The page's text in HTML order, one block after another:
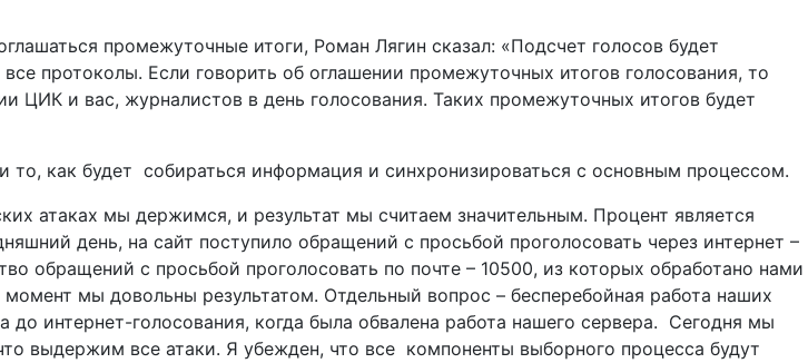
промежуточные итоги, Роман Лягин сказал: «Подсчет голосов будет
протоколы. Если говорить об оглашении промежуточных итогов голосования, то
ЦИК и вас, журналистов в день голосования. Таких промежуточных итогов будет
то, как будет собираться информация и синхронизироваться с основным процессом.
атаках мы держимся, и результат мы считаем значительным. Процент является
день, на сайт поступило обращений с просьбой проголосовать через интернет –
обращений с просьбой проголосовать по почте – 10500, из которых обработано нами
мы довольны результатом. Отдельный вопрос – бесперебойная работа наших
интернет-голосования, когда была обвалена работа нашего сервера. Сегодня мы
выдержим все атаки. Я убежден, что все компоненты выборного процесса будут